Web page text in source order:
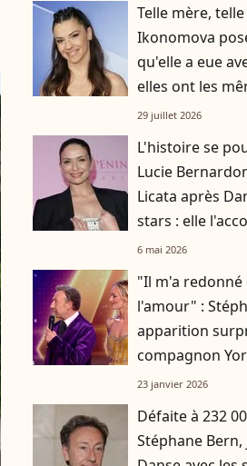
Telle mère,
Ikonomova
qu'elle a eue
elles ont les
cheveux châtains
29 juillet 2026
L'histoire se
Lucie
Licata après
stars : elle
une nouvelle
6 mai 2026
"Il m'a redonné
l'amour" :
apparition
compagnon
Danse avec les
23 janvier 2026
Défaite à 232
Stéphane